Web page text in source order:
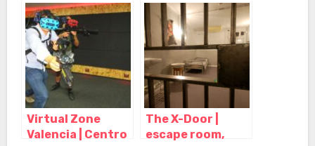
Virtual Zone
Valencia | Centro
The X-Door |
escape room,